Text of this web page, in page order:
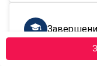
Завершив